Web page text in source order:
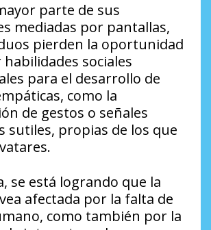
parte de sus
mediadas por pantallas,
pierden la oportunidad
sociales
para el desarrollo de
como la
de gestos o señales
sutiles, propias de los que
se está logrando que la
afectada por la falta de
como también por la